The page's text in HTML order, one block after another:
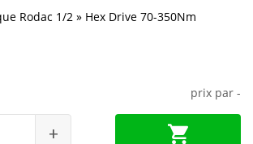
Rodac 1/2 » Hex Drive 70-350Nm
prix par -
+